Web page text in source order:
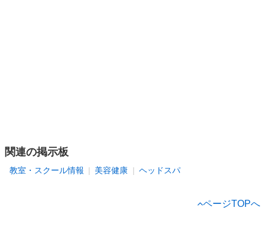
関連の掲示板
教室・スクール情報 美容健康 ヘッドスパ
ページTOPへ